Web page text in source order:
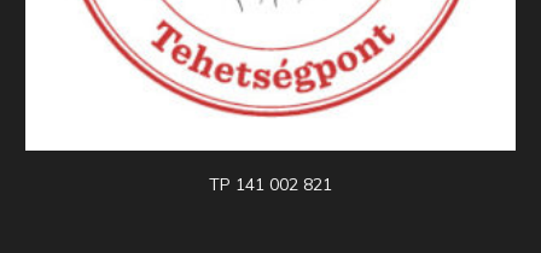
TP 141 002 821